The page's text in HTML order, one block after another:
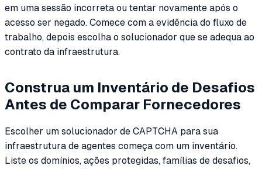
em uma sessão incorreta ou tentar novamente após o
acesso ser negado. Comece com a evidência do fluxo de
trabalho, depois escolha o solucionador que se adequa ao
contrato da infraestrutura.
Construa um Inventário de Desafios
Antes de Comparar Fornecedores
Escolher um solucionador de CAPTCHA para sua
infraestrutura de agentes começa com um inventário.
Liste os domínios, ações protegidas, famílias de desafios,